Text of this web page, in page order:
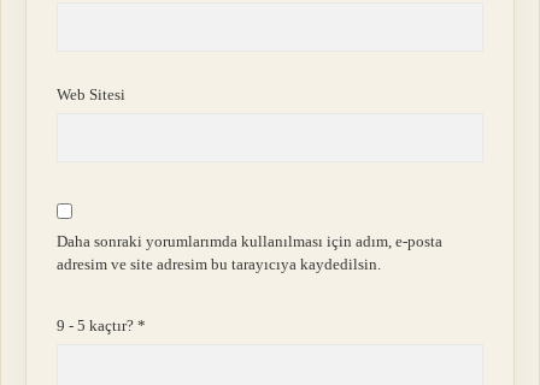
Web Sitesi
Daha sonraki yorumlarımda kullanılması için adım, e-posta
adresim ve site adresim bu tarayıcıya kaydedilsin.
9 - 5 kaçtır?*